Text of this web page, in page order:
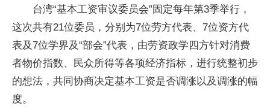
台湾“基本工资审议委员会”固定每年第3季举行，
这次共有21位委员，分别为7位劳方代表、7位资方代
表及7位学界及“部会”代表，由劳资政学四方针对消费
者物价指数、民众所得等各项经济指标，进行统整初步
的想法，共同协商决定基本工资是否调涨以及调涨的幅
度。